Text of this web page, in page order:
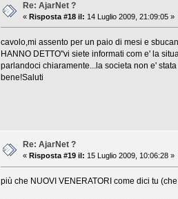
Re: AjarNet ?
«Risposta #18 il: 14 Luglio 2009, 21:09:05 »
cavolo,mi assento per un paio di mesi e
HANNO DETTO"vi siete informati com e' la
parlandoci chiaramente...la societa non e'
bene!Saluti
Re: AjarNet ?
«Risposta #19 il: 15 Luglio 2009, 10:06:28 »
più che NUOVI VENERATORI come dici tu